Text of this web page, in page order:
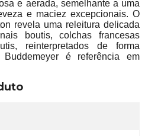
e aerada, semelhante a uma
e maciez excepcionais. O
revela uma releitura delicada
boutis, colchas francesas
reinterpretados de forma
é referência em